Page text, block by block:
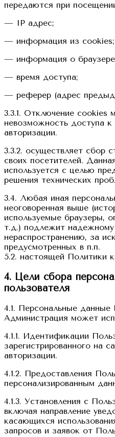
передаются при
— IP адрес;
— информация из cookies;
— информация о браузере
— время доступа;
— реферер (адрес
3.3.1. Отключение cookies
невозможность доступа
авторизации.
3.3.2. осуществляет сбор
своих посетителей.
используется с целью
решения технических
3.4. Любая иная
неоговоренная выше
используемые браузеры,
т.д.) подлежит
нераспространению, за
предусмотренных в п.п.
5.2. настоящей Политики
4. Цели сбора
пользователя
4.1. Персональные данные
Администрация может
4.1.1. Идентификации
зарегистрированного на
авторизации.
4.1.2. Предоставления
персонализированным
4.1.3. Установления с
включая направление
касающихся
запросов и заявок от